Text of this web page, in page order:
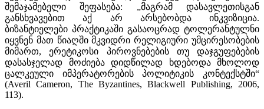
შემაჯამებელი შეფასება: „მაგრამ დასავლეთისგან
განსხვავებით აქ არ არსებობდა ინკვიზიცია.
ბიზანტიელები პრაქტიკაში გასაოცრად ტოლერანტულნი
იყვნენ მათ წიაღში მკვიდრი რელიგიური უმცირესობების
მიმართ, ერეტიკოსი პიროვნებების თუ დაჯგუფებების
დასასჯელად მოძიება დიდწილად ხდებოდა მხოლოდ
ცალკეული იმპერატორების პოლიტიკის კონტექსტში“
(Averil Cameron, The Byzantines, Blackwell Publishing, 2006,
113).